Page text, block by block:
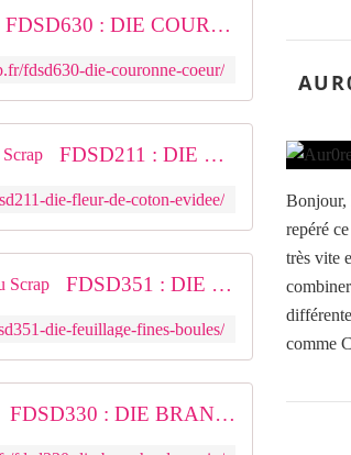
FDSD630 : DIE COURONNE COEUR Fée du Scrap
fdsd630-die-couronne-coeur/
FDSD211 : DIE FLEUR DE COTON EVIDEE Fée du Scrap
die-fleur-de-coton-evidee/
FDSD351 : DIE FEUILLAGE FINES BOULES Fée du Scrap
die-feuillage-fines-boules/
FDSD330 : DIE BRANCHE DE SAPIN Fée du Scrap
Bonjour,
repéré
très vite
comme